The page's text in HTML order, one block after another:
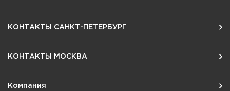
КОНТАКТЫ САНКТ-ПЕТЕРБУРГ
КОНТАКТЫ МОСКВА
Компания